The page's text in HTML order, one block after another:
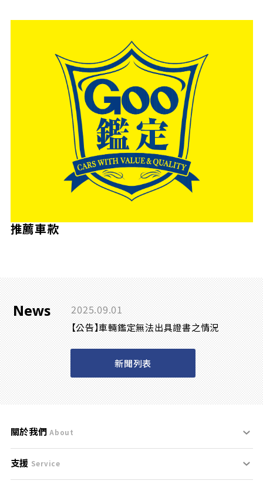
推薦車款
News 2025.09.01
【公告】車輛鑑定無法出具證書之情況
新聞列表
關於我們 About
刊登規範
支援 Service